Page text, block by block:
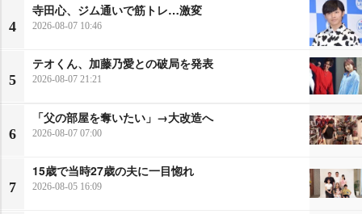
4
寺田心、ジム通いで筋トレ…激変
2026-08-07 10:46
5
テオくん、加藤乃愛との破局を発表
2026-08-07 21:21
6
「父の部屋を奪いたい」→大改造へ
2026-08-07 07:00
7
15歳で当時27歳の夫に一目惚れ
2026-08-05 16:09